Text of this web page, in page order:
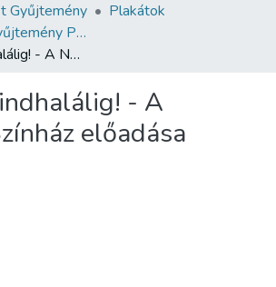
Gyűjtemény
Plakátok
A Budapest Gyűjtemény Plakáttárának plakátjai
Légy Jó Mindhalálig! - A Nemzeti Színház előadása
- A
előadása